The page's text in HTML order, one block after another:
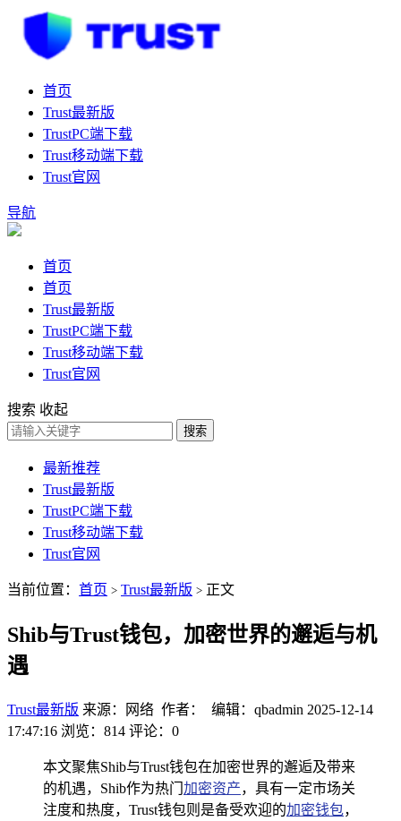
首页
Trust最新版
TrustPC端下载
Trust移动端下载
Trust官网
导航
首页
首页
Trust最新版
TrustPC端下载
Trust移动端下载
Trust官网
搜索 收起
搜索
最新推荐
Trust最新版
TrustPC端下载
Trust移动端下载
Trust官网
当前位置： 首页 > Trust最新版 > 正文
Shib与Trust钱包，加密世界的邂逅与机
遇
Trust最新版 来源：网络 作者： 编辑：qbadmin 2025-12-14
17:47:16 浏览：814 评论：0
本文聚焦Shib与Trust钱包在加密世界的邂逅及带来
的机遇，Shib作为热门 加密资产，具有一定市场关
注度和热度，Trust钱包则是备受欢迎的加密钱包，